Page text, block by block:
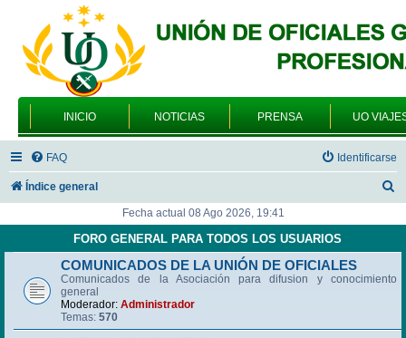
INICIO NOTICIAS PRENSA UO
FAQ Identificarse
Índice general
c
Fecha actual 08 Ago 2026, 19:41
FORO GENERAL PARA TODOS LOS USUARIOS
COMUNICADOS DE LA UNIÓN DE OFICIALES
Comunicados de la Asociación para difusion y conocimiento
general
Moderador: Administrador
Temas: 570